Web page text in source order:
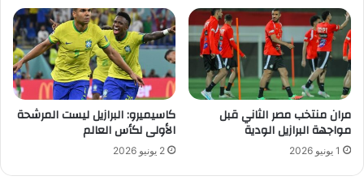
مران منتخب مصر الثاني قبل
مواجهة البرازيل الودية
1 يونيو 2026
كاسيميرو: البرازيل ليست المرشحة
الأولى لكأس العالم
2 يونيو 2026